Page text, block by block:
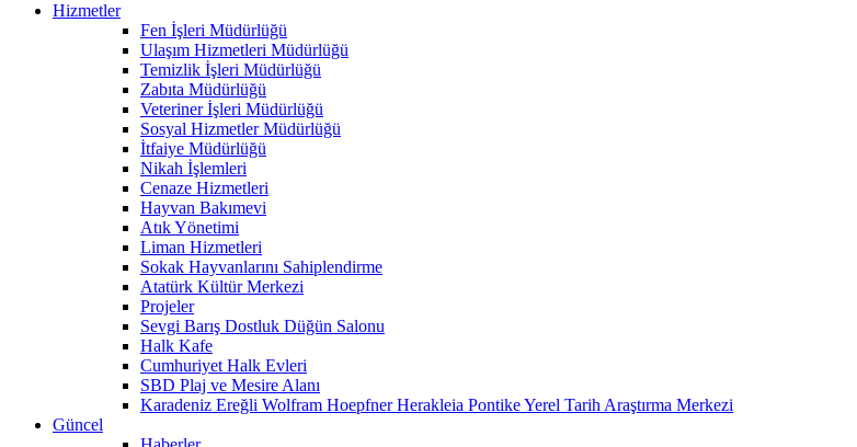
Hizmetler
Fen İşleri Müdürlüğü
Ulaşım Hizmetleri Müdürlüğü
Temizlik İşleri Müdürlüğü
Zabıta Müdürlüğü
Veteriner İşleri Müdürlüğü
Sosyal Hizmetler Müdürlüğü
İtfaiye Müdürlüğü
Nikah İşlemleri
Cenaze Hizmetleri
Hayvan Bakımevi
Atık Yönetimi
Liman Hizmetleri
Sokak Hayvanlarını Sahiplendirme
Atatürk Kültür Merkezi
Projeler
Sevgi Barış Dostluk Düğün Salonu
Halk Kafe
Cumhuriyet Halk Evleri
SBD Plaj ve Mesire Alanı
Karadeniz Ereğli Wolfram Hoepfner Herakleia Pontike Yerel Tarih Araştırma Merkezi
Güncel